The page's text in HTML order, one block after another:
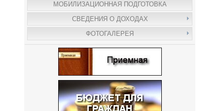
МОБИЛИЗАЦИОННАЯ ПОДГОТОВКА
СВЕДЕНИЯ О ДОХОДАХ
ФОТОГАЛЕРЕЯ